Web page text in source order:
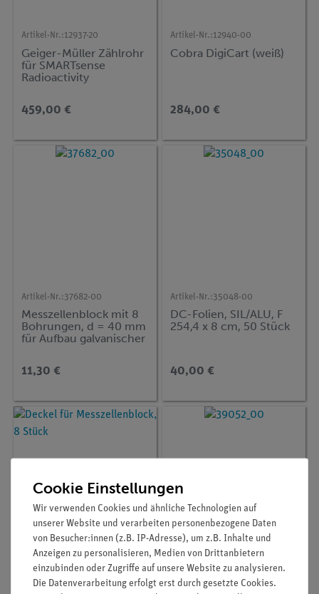
Artikel-Nr.:12937-20
Geiger-Müller Zählrohr
für SMARTsense
Radioactivity
459,00 €
Artikel-Nr.:12940-00
Cobra DigiCart (weiß)
284,00 €
Artikel-Nr.:37682-00
Messzellenblock mit 8
Bohrungen, d = 40 mm
für Aufbau galvanischer
11,30 €
Artikel-Nr.:35048-00
DC-Folien, SIL/ALU, F
254,4 x 8 cm, 50 Stück
40,00 €
Artikel-Nr.:37683-00
Deckel für
Messzellenblock, 8
Artikel-Nr.: 39052-00
Schmelzpunktbestimm
ungsröhrchen, 100
Cookie Einstellungen
Wir verwenden Cookies und ähnliche Technologien auf
unserer Website und verarbeiten personenbezogene Daten
von Besucher:innen (z.B. IP-Adresse), um z.B. Inhalte und
Anzeigen zu personalisieren, Medien von Drittanbietern
einzubinden oder Zugriffe auf unsere Website zu analysieren.
Die Datenverarbeitung erfolgt erst durch gesetzte Cookies.